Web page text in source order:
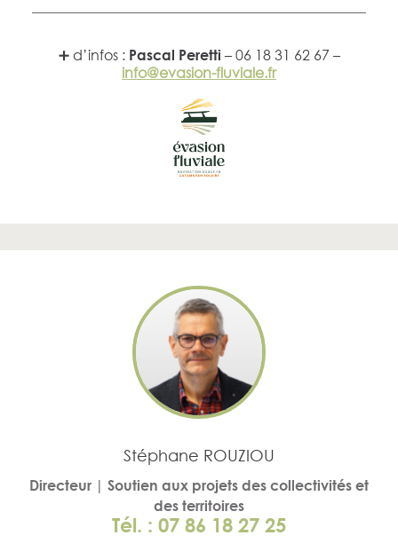
➕ d’infos : Pascal Peretti – 06 18 31 62 67 –
info@evasion-fluviale.fr
Stéphane ROUZIOU
Directeur | Soutien aux projets des collectivités et
des territoires
Tél. : 07 86 18 27 25